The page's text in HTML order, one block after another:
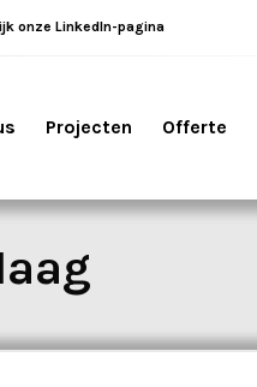
onze LinkedIn-pagina
Projecten Offerte